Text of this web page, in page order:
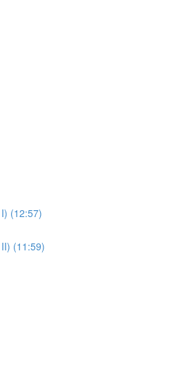
(12:57)
(11:59)